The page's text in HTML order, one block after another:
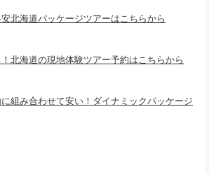
北海道パッケージツアーはこちらから
北海道の現地体験ツアー予約はこちらから
組み合わせて安い！ダイナミックパッケージ